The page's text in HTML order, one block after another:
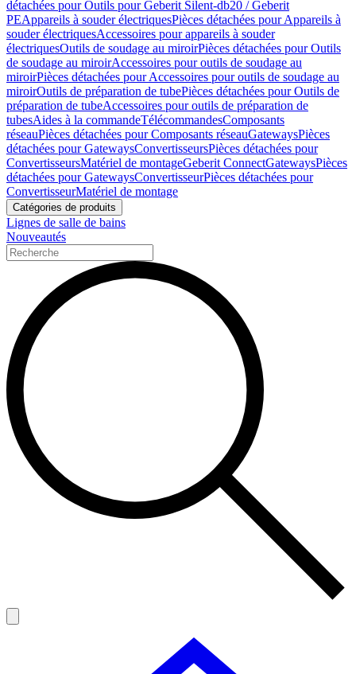
détachées pour Outils pour Geberit Silent-db20 / Geberit
PEAppareils à souder électriquesPièces détachées pour Appareils à
souder électriquesAccessoires pour appareils à souder
électriquesOutils de soudage au miroirPièces détachées pour Outils
de soudage au miroirAccessoires pour outils de soudage au
miroirPièces détachées pour Accessoires pour outils de soudage au
miroirOutils de préparation de tubePièces détachées pour Outils de
préparation de tubeAccessoires pour outils de préparation de
tubesAides à la commandeTélécommandesComposants
réseauPièces détachées pour Composants réseauGatewaysPièces
détachées pour GatewaysConvertisseursPièces détachées pour
ConvertisseursMatériel de montageGeberit ConnectGatewaysPièces
détachées pour GatewaysConvertisseurPièces détachées pour
ConvertisseurMatériel de montage
Catégories de produits
Lignes de salle de bains
Nouveautés